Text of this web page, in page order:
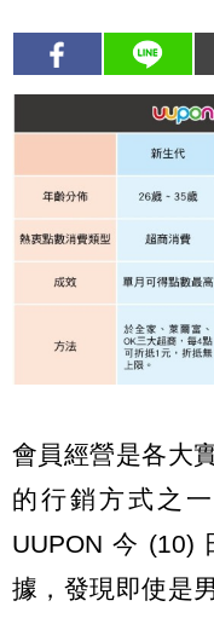
會員經營是各大
的行銷方式之
UUPON 今 (10)
據，發現即使是